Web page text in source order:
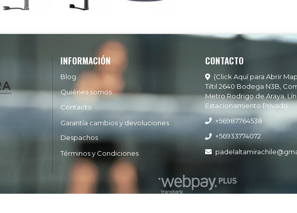
INFORMACIÓN
Blog
Quiénes somos
Contacto
Garantía cambios y devoluciones
Despachos
Términos y Condiciones
CONTACTO
(Click Aquí para Abrir
Tiltil 2640 Bodega N3B,
Metro Rodrigo de Araya,
Estacionamiento Privado
+56987764538
+56933774072